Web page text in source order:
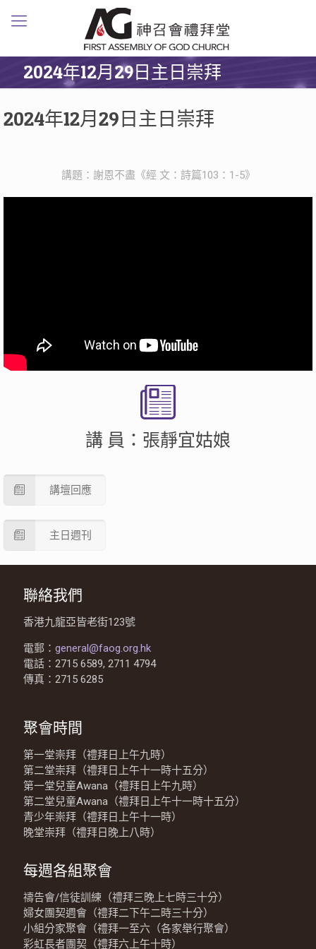
2024年12月29日主日崇拜
2024年12月29日主日崇拜
講題：謝恩不盡《經 文：詩篇103：1-5》
講 員：張靜宜姑娘
講壇回應
主日週刊
聯絡我們
香港九龍亞皆老街123號
電郵： general@faog.org.hk
電話：2715 6589, 2711 4794
傳真：2715 6285
聚會時間
第一堂崇拜（禮拜日上午九時）
第二堂崇拜（禮拜日上午十一時十五分）
第一堂兒童Awana（禮拜日上午九時）
第二堂兒童Awana（禮拜日上午十一時十五分）
青少年崇拜（禮拜日上午十一時）
晚堂崇拜（禮拜日晚上八時）
每週各組聚會
禱告會/信徒訓練（禮拜三晚上七時三十分）
婦女團契週會（禮拜二下午二時三十分）
小組分家聚會（禮拜一至六（各家舉行聚會）
彩虹長者團契（禮拜六上午十時）